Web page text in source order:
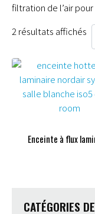
filtration de l’air
2 résultats affichés
Enceinte à flux
CATÉGORIES